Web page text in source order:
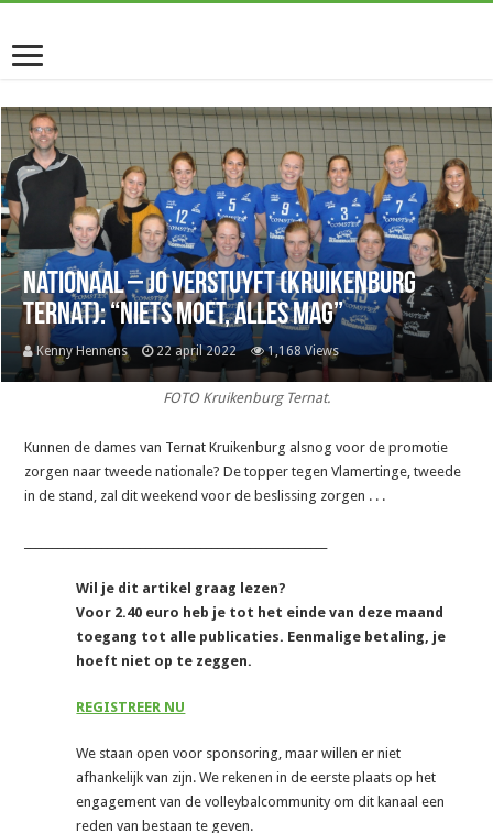
Nationaal – Jo Verstuyft (Kruikenburg
Ternat): “Niets moet, alles mag”
Kenny Hennens 22 april 2022 1,168 Views
FOTO Kruikenburg Ternat.
Kunnen de dames van Ternat Kruikenburg alsnog voor de promotie
zorgen naar tweede nationale? De topper tegen Vlamertinge, tweede
in de stand, zal dit weekend voor de beslissing zorgen . . .
Wil je dit artikel graag lezen?
Voor 2.40 euro heb je tot het einde van deze maand
toegang tot alle publicaties. Eenmalige betaling, je
hoeft niet op te zeggen.
REGISTREER NU
We staan open voor sponsoring, maar willen er niet
afhankelijk van zijn. We rekenen in de eerste plaats op het
engagement van de volleybalcommunity om dit kanaal een
reden van bestaan te geven.